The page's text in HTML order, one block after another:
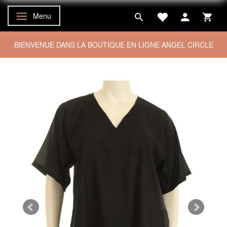
Basculer la navigation
Menu
BIENVENUE DANS LA BOUTIQUE EN LIGNE ANGEL CIRCLE